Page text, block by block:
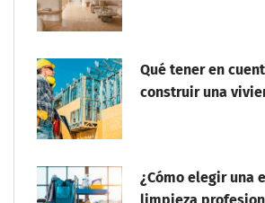
Qué tener en
construir una
¿Cómo elegir una